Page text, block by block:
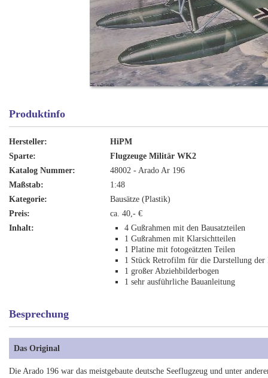
Produktinfo
Hersteller:
HiPM
Sparte:
Flugzeuge Militär WK2
Katalog Nummer:
48002 - Arado Ar 196
Maßstab:
1:48
Kategorie:
Bausätze (Plastik)
Preis:
ca. 40,- €
Inhalt:
4 Gußrahmen mit den Bausatzteilen
1 Gußrahmen mit Klarsichtteilen
1 Platine mit fotogeätzten Teilen
1 Stück Retrofilm für die Darstellung der
1 großer Abziehbilderbogen
1 sehr ausführliche Bauanleitung
Besprechung
Das Original
Die Arado 196 war das meistgebaute deutsche Seeflugzeug und unter